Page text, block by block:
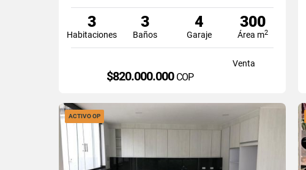
3
Habitaciones
3
Baños
4
Garaje
300
Área m2
Venta
$820.000.000 COP
ACTIVO OP